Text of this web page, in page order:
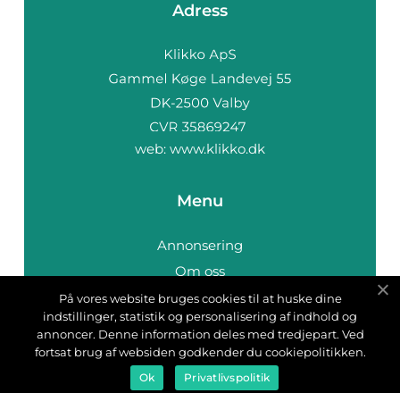
Adress
web: www.klikko.dk
Menu
Annonsering
Om oss
Cookies
Kontakta oss
Sitemap
På vores website bruges cookies til at huske dine
indstillinger, statistik og personalisering af indhold og
annoncer. Denne information deles med tredjepart. Ved
fortsat brug af websiden godkender du cookiepolitikken.
Ok Privatlivspolitik